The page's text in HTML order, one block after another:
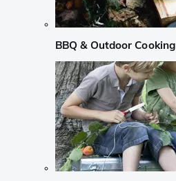
BBQ & Outdoor Cooking